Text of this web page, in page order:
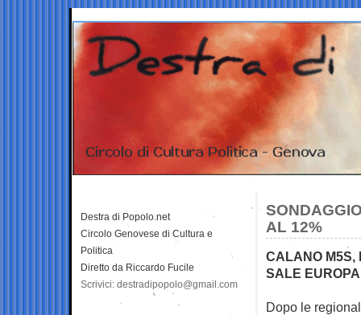
AL 12%
CALANO M5S,
SALE
Dopo le
Destra di Popolo.net
Circolo Genovese di Cultura e
Politica
Diretto da Riccardo Fucile
Scrivici: destradipopolo@gmail.com